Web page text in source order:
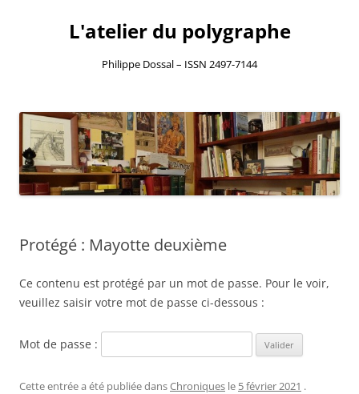
L'atelier du polygraphe
Philippe Dossal – ISSN 2497-7144
au
contenu
Protégé : Mayotte deuxième
Ce contenu est protégé par un mot de passe. Pour le voir,
veuillez saisir votre mot de passe ci-dessous :
Mot de passe :
Cette entrée a été publiée dansChroniques le 5 février 2021 .